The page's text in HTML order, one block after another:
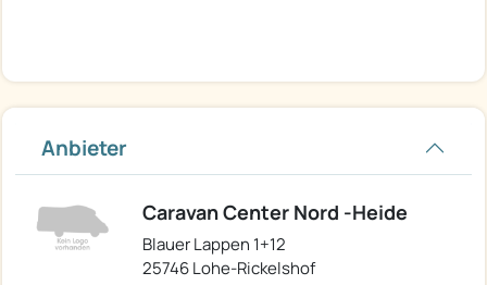
Anbieter
Caravan Center Nord -Heide
Blauer Lappen 1+12
25746 Lohe-Rickelshof